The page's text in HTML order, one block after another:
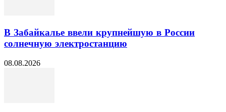
В Забайкалье ввели крупнейшую в России
солнечную электростанцию
08.08.2026